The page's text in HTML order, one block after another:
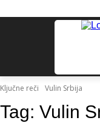
Ključne reči Vulin Srbija
Tag: Vulin